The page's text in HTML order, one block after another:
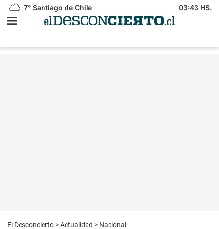
7° Santiago de Chile 03:43 HS.
El Desconcierto >Actualidad > Nacional